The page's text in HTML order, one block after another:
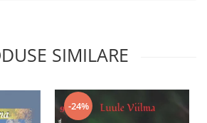
SIMILARE
-24%